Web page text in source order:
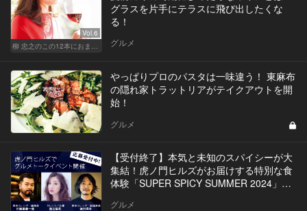
Vol.6
グラスを片手にテラスに飛び出したくな
る！
グルメ
やっぱりプロのパスタは一味違う！ 東麻布
の隠れ家トラットリアがテイクアウトを開
始！
グルメ
【受付終了】本気と未知のスパイシーが大
集結！虎ノ門ヒルズがお届けする特別な食
体験「SUPER SPICY SUMMER 2024」イ
グルメ